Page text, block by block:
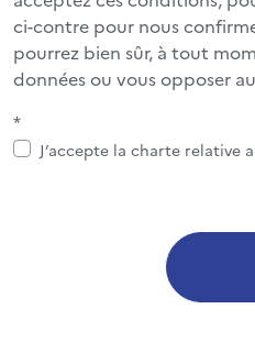
ci-contre pour nous
pourrez bien sûr, à tout
données ou vous opposer
*
J’accepte la charte relative